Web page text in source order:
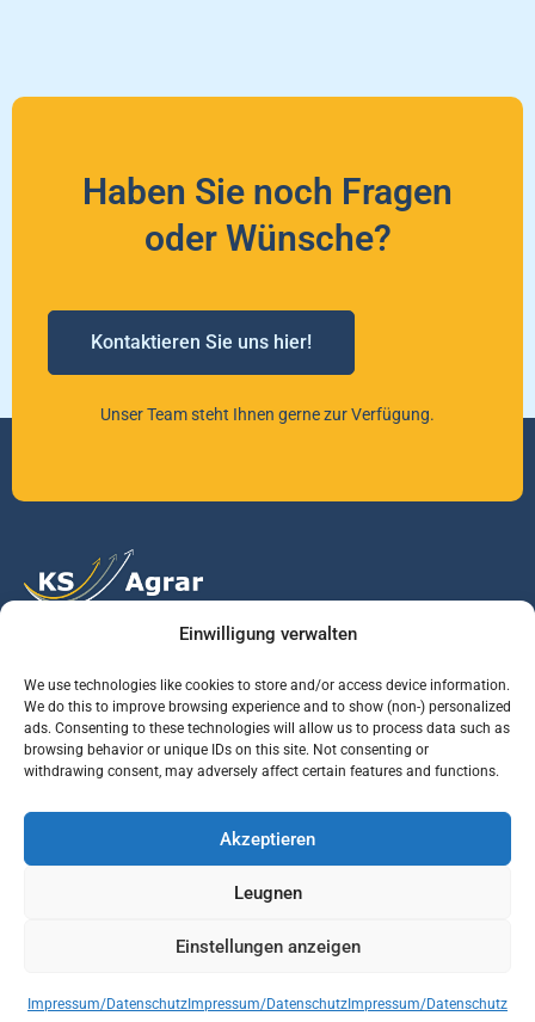
Einwilligung verwalten
We use technologies like cookies to store and/or access device information.
We do this to improve browsing experience and to show (non-) personalized
ads. Consenting to these technologies will allow us to process data such as
browsing behavior or unique IDs on this site. Not consenting or
withdrawing consent, may adversely affect certain features and functions.
Akzeptieren
Leugnen
Einstellungen anzeigen
Impressum/Datenschutz Impressum/Datenschutz Impressum/Datenschutz
Haben Sie noch Fragen
oder Wünsche?
Kontaktieren Sie uns hier!
Unser Team steht Ihnen gerne zur Verfügung.
Vertrauen Sie auf unsere Expertise im Agrarmarkt.
Services Jobs
Business Development
Manager (m/w/d)
Informationen
Vepth Development